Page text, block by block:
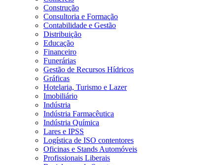
Construção
Consultoria e Formação
Contabilidade e Gestão
Distribuição
Educação
Financeiro
Funerárias
Gestão de Recursos Hídricos
Gráficas
Hotelaria, Turismo e Lazer
Imobiliário
Indústria
Indústria Farmacêutica
Indústria Química
Lares e IPSS
Logística de ISO contentores
Oficinas e Stands Automóveis
Profissionais Liberais